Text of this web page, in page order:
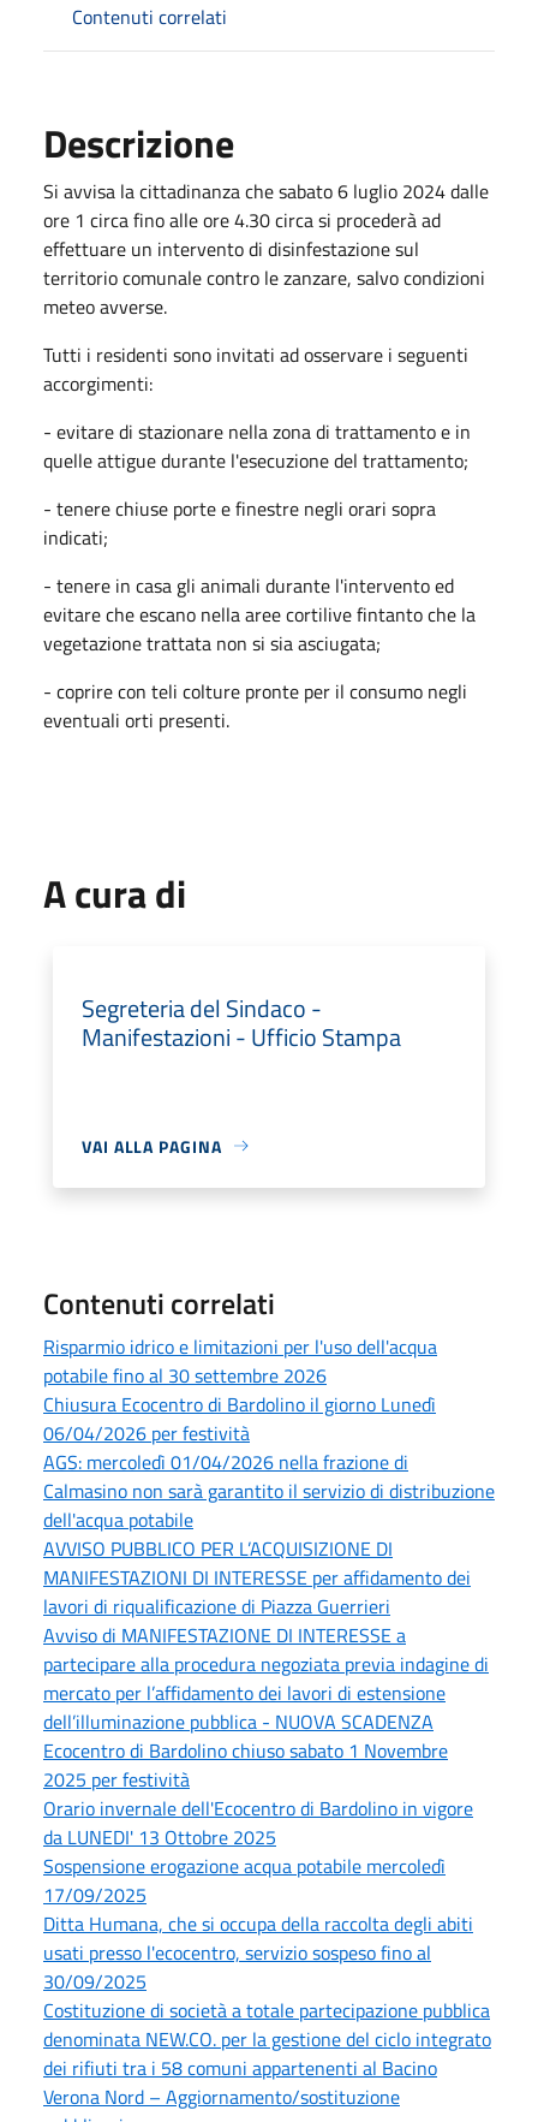
Contenuti correlati
Descrizione
Si avvisa la cittadinanza che sabato 6 luglio 2024 dalle
ore 1 circa fino alle ore 4.30 circa si procederà ad
effettuare un intervento di disinfestazione sul
territorio comunale contro le zanzare, salvo condizioni
meteo avverse.
Tutti i residenti sono invitati ad osservare i seguenti
accorgimenti:
- evitare di stazionare nella zona di trattamento e in
quelle attigue durante l'esecuzione del trattamento;
- tenere chiuse porte e finestre negli orari sopra
indicati;
- tenere in casa gli animali durante l'intervento ed
evitare che escano nella aree cortilive fintanto che la
vegetazione trattata non si sia asciugata;
- coprire con teli colture pronte per il consumo negli
eventuali orti presenti.
A cura di
Segreteria del Sindaco -
Manifestazioni - Ufficio Stampa
VAI ALLA PAGINA
Contenuti correlati
Risparmio idrico e limitazioni per l'uso dell'acqua
potabile fino al 30 settembre 2026
Chiusura Ecocentro di Bardolino il giorno Lunedì
06/04/2026 per festività
AGS: mercoledì 01/04/2026 nella frazione di
Calmasino non sarà garantito il servizio di distribuzione
dell'acqua potabile
AVVISO PUBBLICO PER L’ACQUISIZIONE DI
MANIFESTAZIONI DI INTERESSE per affidamento dei
lavori di riqualificazione di Piazza Guerrieri
Avviso di MANIFESTAZIONE DI INTERESSE a
partecipare alla procedura negoziata previa indagine di
mercato per l’affidamento dei lavori di estensione
dell’illuminazione pubblica - NUOVA SCADENZA
Ecocentro di Bardolino chiuso sabato 1 Novembre
2025 per festività
Orario invernale dell'Ecocentro di Bardolino in vigore
da LUNEDI' 13 Ottobre 2025
Sospensione erogazione acqua potabile mercoledì
17/09/2025
Ditta Humana, che si occupa della raccolta degli abiti
usati presso l'ecocentro, servizio sospeso fino al
30/09/2025
Costituzione di società a totale partecipazione pubblica
denominata NEW.CO. per la gestione del ciclo integrato
dei rifiuti tra i 58 comuni appartenenti al Bacino
Verona Nord – Aggiornamento/sostituzione